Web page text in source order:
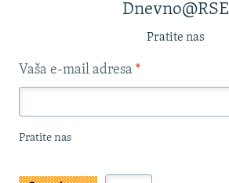
Dnevno@RSE
Pratite nas
Vaša e-mail adresa *
Pratite nas